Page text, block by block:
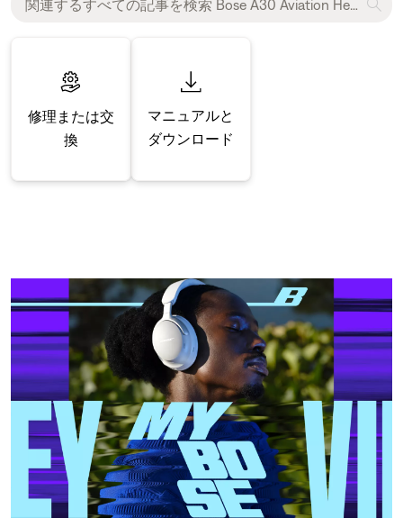
修理または交
換
マニュアルと
ダウンロード